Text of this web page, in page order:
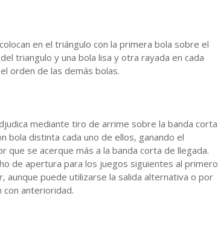
en el triángulo con la primera bola sobre el
triangulo y una bola lisa y otra rayada en cada
orden de las demás bolas.
mediante tiro de arrime sobre la banda corta
bola distinta cada uno de ellos, ganando el
que se acerque más a la banda corta de llegada.
de apertura para los juegos siguientes al primero
aunque puede utilizarse la salida alternativa o por
con anterioridad.